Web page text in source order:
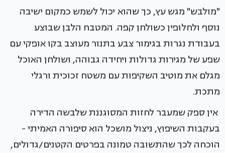
"מולבש" מגש עץ, כך שהוא יכול לשמש כמקום ישיבה
נוסף ולחלופין כשולחן קפה. המטבח הלבן שבוצע
בעבודת נגרות בגימור צבע בתנור מעוצב בקו אופקי עם
שפע של מגירות גדולות ויחידה גבוהה, ושולחן האוכל
מגלם את מוטיב השקיפות עם משטח זכוכית ורגלי
מתכת.
אין ספק שמעבר לחזות המסוגננת שלבשה הדירה
בעקבות השיפוץ, ניצול מושכל הוא סיפורה האמיתי -
הוכחה לכך שהתשובה טמונה בפרטים הקטנים/גדולים,